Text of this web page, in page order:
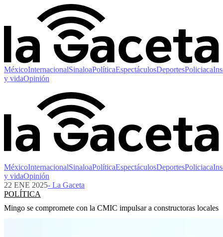
MéxicoInternacionalSinaloaPolíticaEspectáculosDeportesPoliciaca
y vidaOpinión
MéxicoInternacionalSinaloaPolíticaEspectáculosDeportesPoliciaca
y vidaOpinión
22 ENE 2025- La Gaceta
POLÍTICA
Mingo se compromete con la CMIC impulsar a constructoras locales